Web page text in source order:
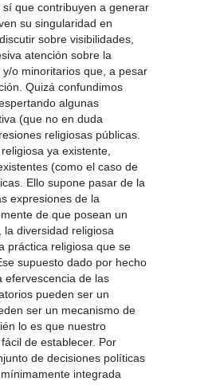
que contribuyen a generar
su singularidad en
sobre visibilidades,
atención sobre la
o minoritarios que, a pesar
Quizá confundimos
algunas
(que no en duda
religiosas públicas.
ya existente,
(como el caso de
Ello supone pasar de la
expresiones de la
de que posean un
diversidad religiosa
práctica religiosa que se
supuesto dado por hecho
efervescencia de las
pueden ser un
ser un mecanismo de
lo es que nuestro
de establecer. Por
de decisiones políticas
integrada